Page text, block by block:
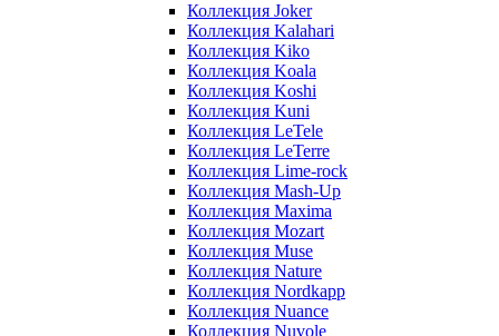
Коллекция Joker
Коллекция Kalahari
Коллекция Kiko
Коллекция Koala
Коллекция Koshi
Коллекция Kuni
Коллекция LeTele
Коллекция LeTerre
Коллекция Lime-rock
Коллекция Mash-Up
Коллекция Maxima
Коллекция Mozart
Коллекция Muse
Коллекция Nature
Коллекция Nordkapp
Коллекция Nuance
Коллекция Nuvole